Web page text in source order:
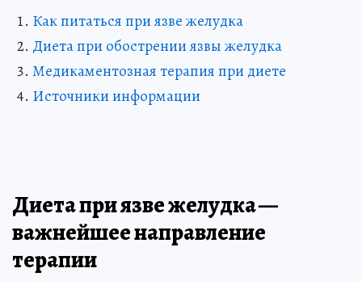
Как питаться при язве желудка
Диета при обострении язвы желудка
Медикаментозная терапия при диете
Источники информации
Диета при язве желудка —
важнейшее направление
терапии